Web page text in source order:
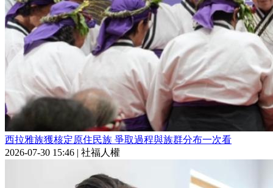
西拉雅族獲核定原住民族 爭取過程與族群分布一次看
2026-07-30 15:46 | 社福人權